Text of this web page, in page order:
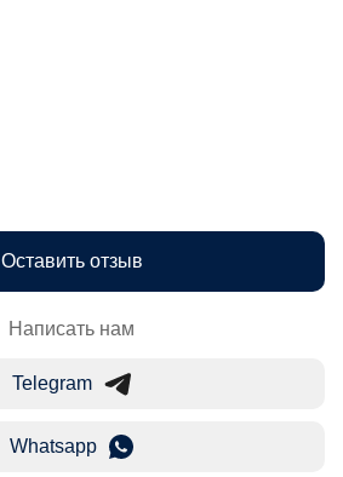
Оставить отзыв
Написать нам
Telegram
Whatsapp